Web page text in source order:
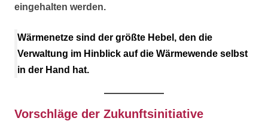
eingehalten werden.
Wärmenetze sind der größte Hebel, den die
Verwaltung im Hinblick auf die Wärmewende selbst
in der Hand hat.
Vorschläge derZukunftsinitiative